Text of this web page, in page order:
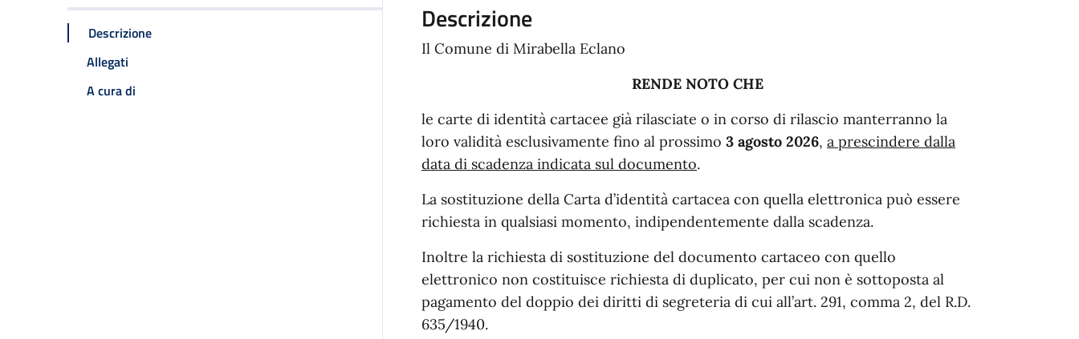
Descrizione
Allegati
A cura di
Descrizione
Il Comune di Mirabella Eclano
RENDE NOTO CHE
le carte di identità cartacee già rilasciate o in corso di rilascio manterranno la
loro validità esclusivamente fino al prossimo 3 agosto 2026, a prescindere dalla
data di scadenza indicata sul documento.
La sostituzione della Carta d’identità cartacea con quella elettronica può essere
richiesta in qualsiasi momento, indipendentemente dalla scadenza.
Inoltre la richiesta di sostituzione del documento cartaceo con quello
elettronico non costituisce richiesta di duplicato, per cui non è sottoposta al
pagamento del doppio dei diritti di segreteria di cui all’art. 291, comma 2, del R.D.
635/1940.